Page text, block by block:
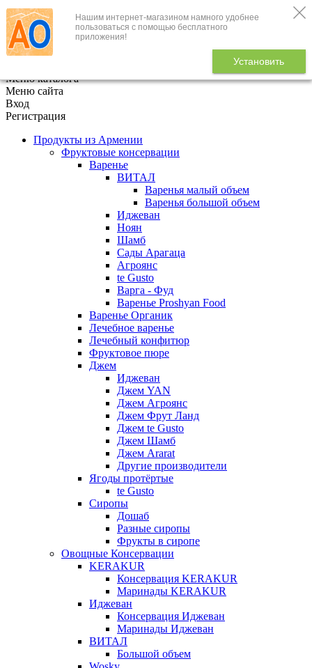
Нашим интернет-магазином намного удобнее
пользоваться с помощью бесплатного
приложения!
Установить
+7 (495) 646-888-1
В корзине
Меню каталога
Меню сайта
Вход
Регистрация
Продукты из Армении
Фруктовые консервации
Варенье
ВИТАЛ
Варенья малый объем
Варенья большой объем
Иджеван
Ноян
Шамб
Сады Арагаца
Агроянс
te Gusto
Варга - Фуд
Варенье Proshyan Food
Варенье Органик
Лечебное варенье
Лечебный конфитюр
Фруктовое пюре
Джем
Иджеван
Джем YAN
Джем Агроянс
Джем Фрут Ланд
Джем te Gusto
Джем Шамб
Джем Ararat
Другие производители
Ягоды протёртые
te Gusto
Сиропы
Дошаб
Разные сиропы
Фрукты в сиропе
Овощные Консервации
KERAKUR
Консервация KERAKUR
Маринады KERAKUR
Иджеван
Консервация Иджеван
Маринады Иджеван
ВИТАЛ
Большой объем